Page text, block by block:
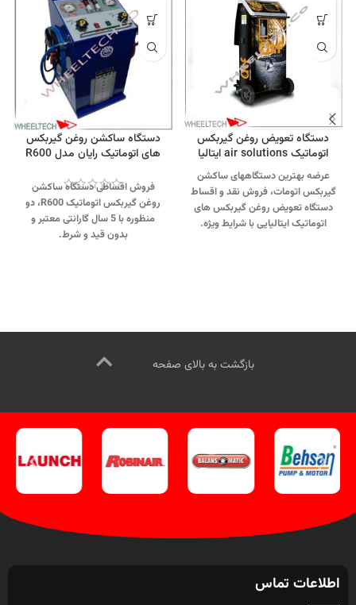
دستگاه تعویض روغن گیربکس
اتوماتیک air solutions ایتالیا
عرضه بهترین دستگاههای ساکشن
گیربکس اتومات، فروش نقد و اقساط
دستگاه تعویض روغن گیربکس های
اتوماتیک ایتالیایی با شرایط ویژه.
دستگاه ساکشن روغن گیربکس
های اتوماتیک رایان مدل R600
فروش اقساطی دستگاه ساکشن
روغن گیربکس اتوماتیک R600، دو
منظوره با 5 سال گارانتی معتبر و
بدون قید و شرط.
بازگشت به بالای صفحه
اطلاعات تماس